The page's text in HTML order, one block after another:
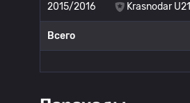
2015/2016 Krasnodar U21
Всего